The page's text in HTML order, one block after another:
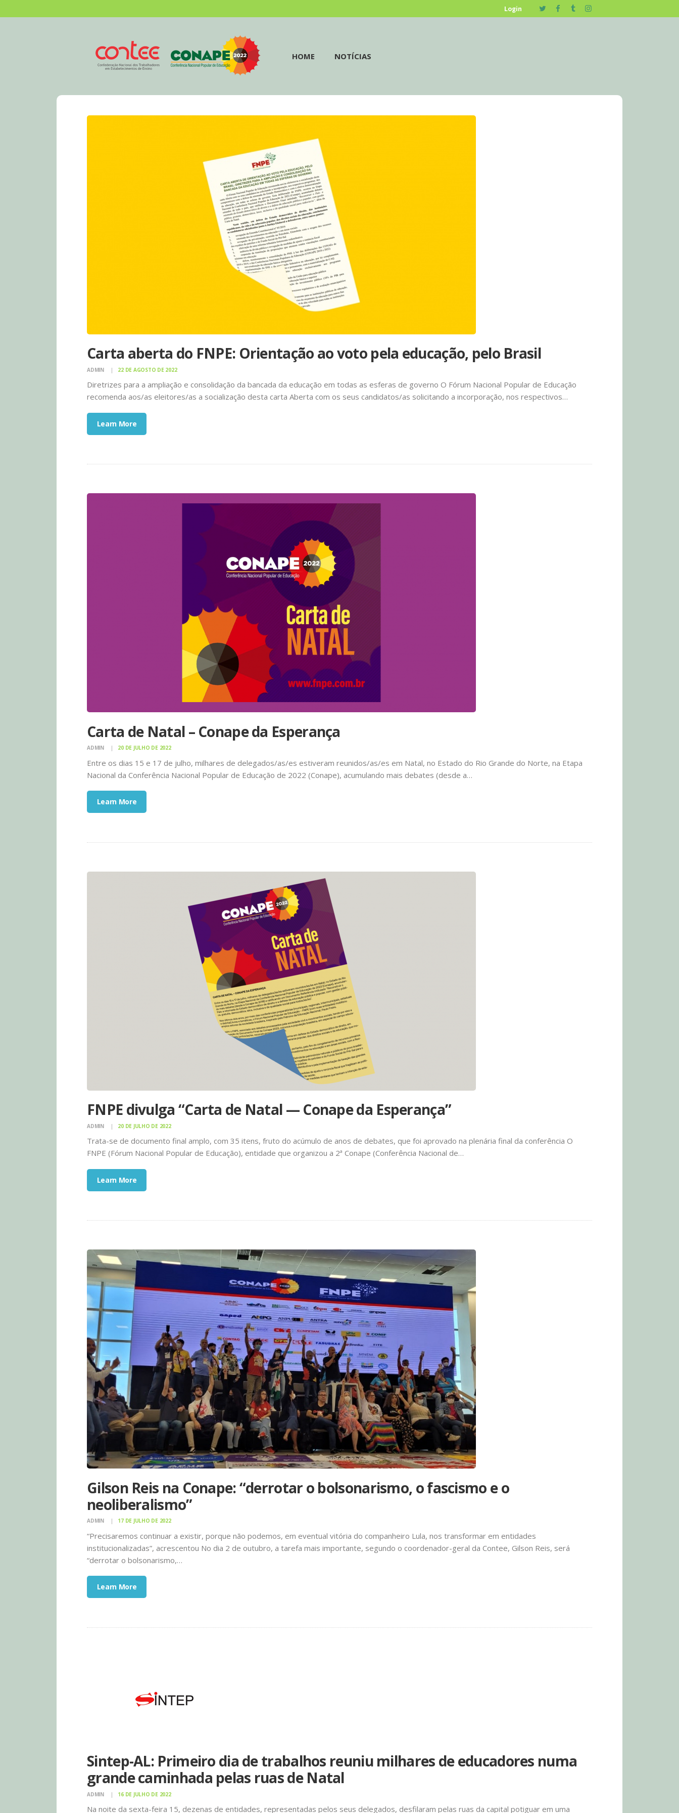
Login
HOME NOTÍCIAS
HOME
NOTÍCIAS
Carta aberta do FNPE: Orientação ao voto pela educação, pelo Brasil
ADMIN 22 DE AGOSTO DE 2022
Diretrizes para a ampliação e consolidação da bancada da educação em todas as esferas de governo O Fórum Nacional Popular de Educação
recomenda aos/as eleitores/as a socialização desta carta Aberta com os seus candidatos/as solicitando a incorporação, nos respectivos…
Learn More
Carta de Natal – Conape da Esperança
ADMIN 20 DE JULHO DE 2022
Entre os dias 15 e 17 de julho, milhares de delegados/as/es estiveram reunidos/as/es em Natal, no Estado do Rio Grande do Norte, na Etapa
Nacional da Conferência Nacional Popular de Educação de 2022 (Conape), acumulando mais debates (desde a…
Learn More
FNPE divulga “Carta de Natal — Conape da Esperança”
ADMIN 20 DE JULHO DE 2022
Trata-se de documento final amplo, com 35 itens, fruto do acúmulo de anos de debates, que foi aprovado na plenária final da conferência O
FNPE (Fórum Nacional Popular de Educação), entidade que organizou a 2ª Conape (Conferência Nacional de…
Learn More
Gilson Reis na Conape: “derrotar o bolsonarismo, o fascismo e o
neoliberalismo”
ADMIN 17 DE JULHO DE 2022
“Precisaremos continuar a existir, porque não podemos, em eventual vitória do companheiro Lula, nos transformar em entidades
institucionalizadas”, acrescentou No dia 2 de outubro, a tarefa mais importante, segundo o coordenador-geral da Contee, Gilson Reis, será
“derrotar o bolsonarismo,…
Learn More
Sintep-AL: Primeiro dia de trabalhos reuniu milhares de educadores numa
grande caminhada pelas ruas de Natal
ADMIN 16 DE JULHO DE 2022
Na noite da sexta-feira 15, dezenas de entidades, representadas pelos seus delegados, desfilaram pelas ruas da capital potiguar em uma